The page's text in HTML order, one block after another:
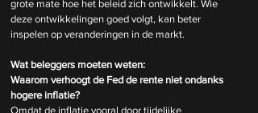
grote mate hoe het beleid zich ontwikkelt. Wie
deze ontwikkelingen goed volgt, kan beter
inspelen op veranderingen in de markt.
Wat beleggers moeten weten:
Waarom verhoogt de Fed de rente niet ondanks
hogere inflatie?
Omdat de inflatie vooral door tijdelijke